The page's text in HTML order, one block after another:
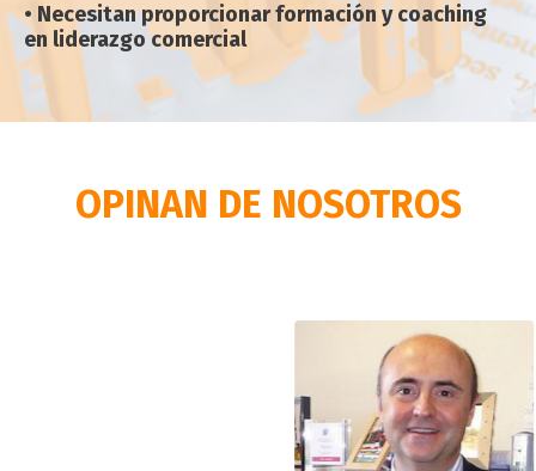
• Necesitan proporcionar formación y coaching
en liderazgo comercial
OPINAN DE NOSOTROS